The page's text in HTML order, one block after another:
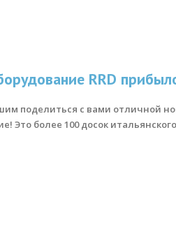
RRD
поделиться с вами отличной
Это более 100 досок